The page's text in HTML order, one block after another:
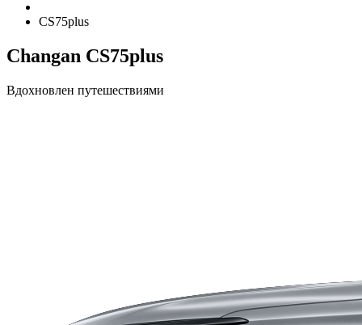
CS75plus
Changan CS75plus
Вдохновлен путешествиями